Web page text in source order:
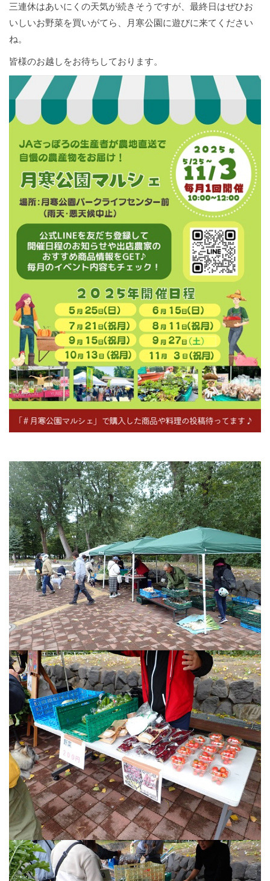
三連休はあいにくの天気が続きそうですが、最終日はぜひお
いしいお野菜を買いがてら、月寒公園に遊びに来てください
ね。
皆様のお越しをお待ちしております。